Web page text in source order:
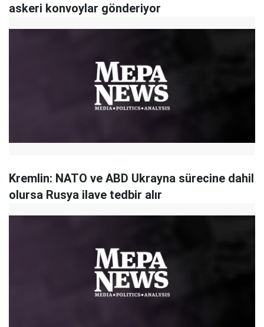
askeri konvoylar gönderiyor
Kremlin: NATO ve ABD Ukrayna sürecine dahil
olursa Rusya ilave tedbir alır